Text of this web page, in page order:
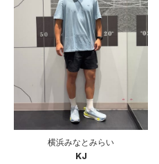
横浜みなとみらい
KJ